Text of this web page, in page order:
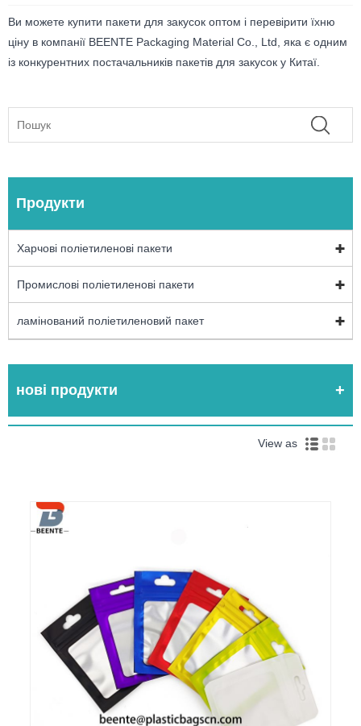
Ви можете купити пакети для закусок оптом і перевірити їхню
ціну в компанії BEENTE Packaging Material Co., Ltd, яка є одним
із конкурентних постачальників пакетів для закусок у Китаї.
Продукти
Харчові поліетиленові пакети
Промислові поліетиленові пакети
ламінований поліетиленовий пакет
нові продукти
View as